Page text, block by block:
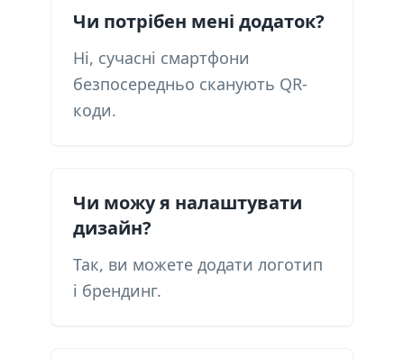
Чи потрібен мені додаток?
Ні, сучасні смартфони
безпосередньо сканують QR-
коди.
Чи можу я налаштувати
дизайн?
Так, ви можете додати логотип
і брендинг.